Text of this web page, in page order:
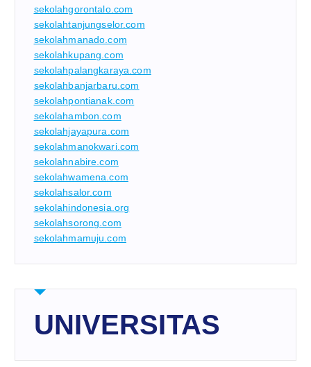
sekolahgorontalo.com
sekolahtanjungselor.com
sekolahmanado.com
sekolahkupang.com
sekolahpalangkaraya.com
sekolahbanjarbaru.com
sekolahpontianak.com
sekolahambon.com
sekolahjayapura.com
sekolahmanokwari.com
sekolahnabire.com
sekolahwamena.com
sekolahsalor.com
sekolahindonesia.org
sekolahsorong.com
sekolahmamuju.com
UNIVERSITAS